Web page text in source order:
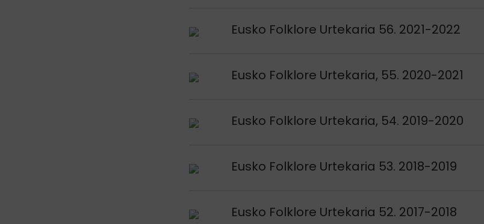
Eusko Folklore Urtekaria 56. 2021-2022
Argitalpena ikusi
Eusko Folklore Urtekaria, 55. 2020-2021
Argitalpena ikusi
Eusko Folklore Urtekaria, 54. 2019-2020
Argitalpena ikusi
Eusko Folklore Urtekaria 53. 2018-2019
Argitalpena ikusi
Eusko Folklore Urtekaria 52. 2017-2018
Argitalpena ikusi